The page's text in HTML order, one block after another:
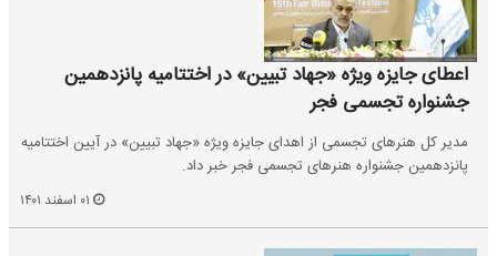
اعطای جایزه ویژه «جهاد تبیین» در اختتامیه پانزدهمین
جشنواره تجسمی فجر
مدیر کل هنر‌های تجسمی از اهدای جایزه ویژه «جهاد تبیین» در آیین اختتامیه
پانزدهمین جشنواره هنر‌های تجسمی فجر خبر داد.